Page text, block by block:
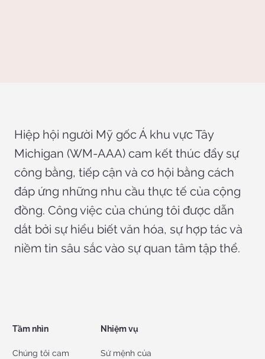
Hiệp hội người Mỹ gốc Á khu vực Tây
Michigan (WM-AAA) cam kết thúc đẩy sự
công bằng, tiếp cận và cơ hội bằng cách
đáp ứng những nhu cầu thực tế của cộng
đồng. Công việc của chúng tôi được dẫn
dắt bởi sự hiểu biết văn hóa, sự hợp tác và
niềm tin sâu sắc vào sự quan tâm tập thể.
Tầm nhìn
Chúng tôi cam
Nhiệm vụ
Sứ mệnh của